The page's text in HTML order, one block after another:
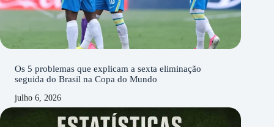
Os 5 problemas que explicam a sexta eliminação
seguida do Brasil na Copa do Mundo
julho 6, 2026